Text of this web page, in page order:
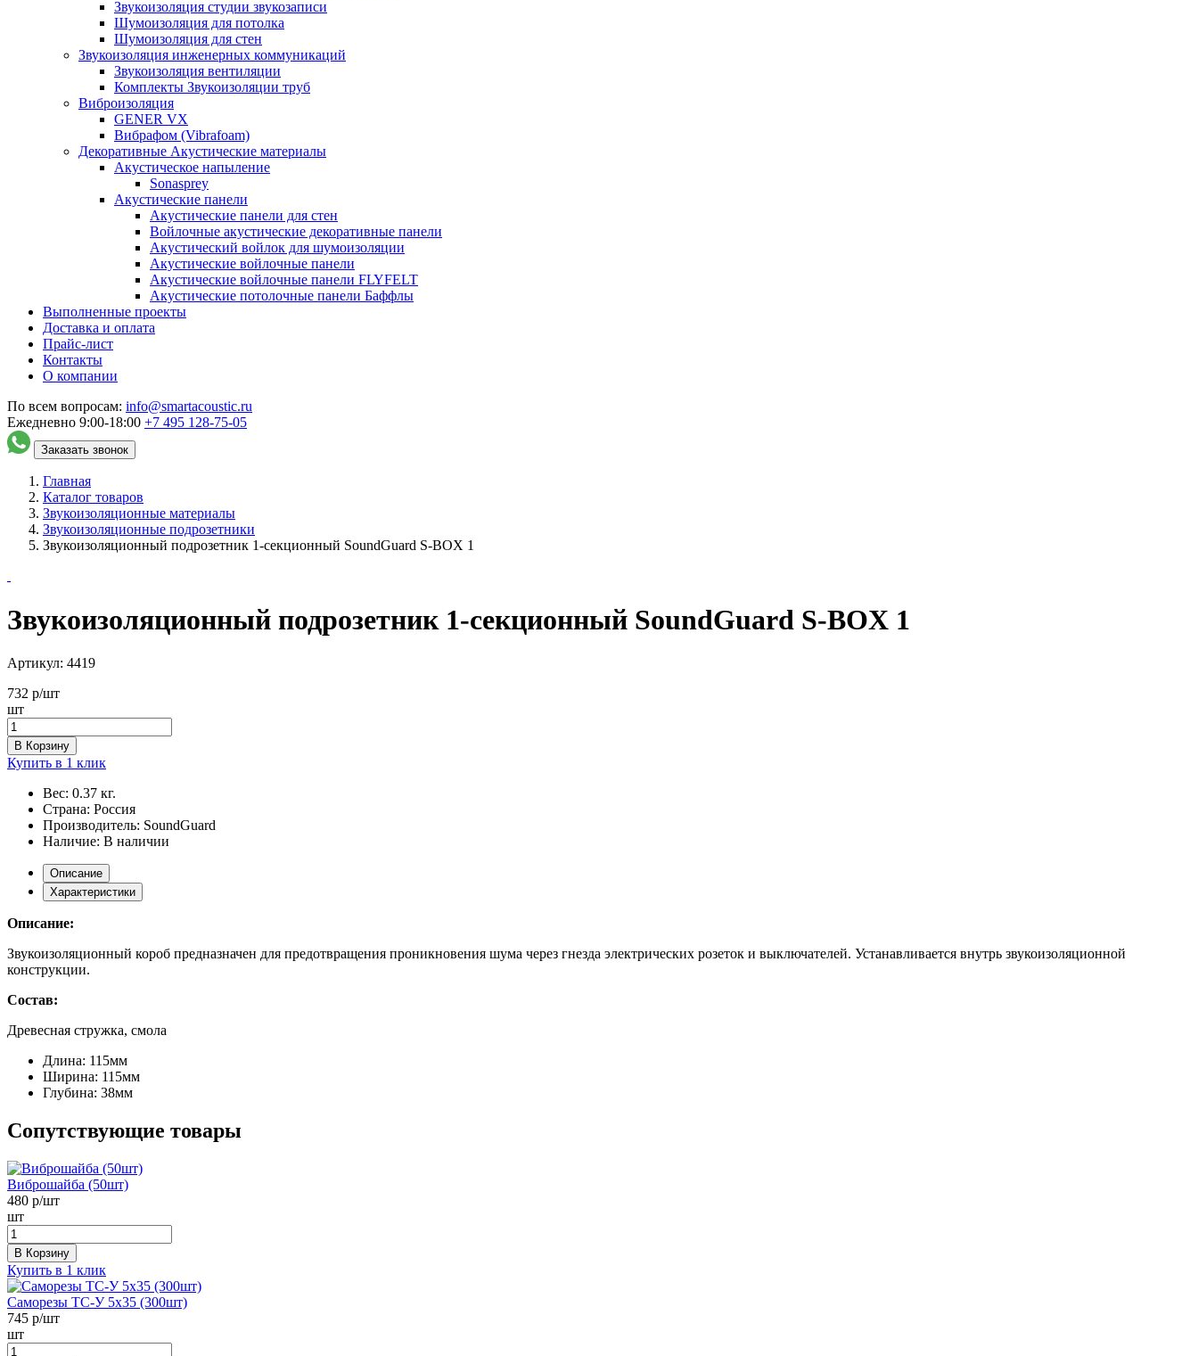
Звукоизоляция студии звукозаписи
Шумоизоляция для потолка
Шумоизоляция для стен
Звукоизоляция инженерных коммуникаций
Звукоизоляция вентиляции
Комплекты Звукоизоляции труб
Виброизоляция
GENER VX
Вибрафом (Vibrafoam)
Декоративные Акустические материалы
Акустическое напыление
Sonasprey
Акустические панели
Акустические панели для стен
Войлочные акустические декоративные панели
Акустический войлок для шумоизоляции
Акустические войлочные панели
Акустические войлочные панели FLYFELT
Акустические потолочные панели Баффлы
Выполненные проекты
Доставка и оплата
Прайс-лист
Контакты
О компании
По всем вопросам: info@smartacoustic.ru
Ежедневно 9:00-18:00 +7 495 128-75-05
Заказать звонок
Главная
Каталог товаров
Звукоизоляционные материалы
Звукоизоляционные подрозетники
Звукоизоляционный подрозетник 1-секционный SoundGuard S-BOX 1
Звукоизоляционный подрозетник 1-секционный SoundGuard S-BOX 1
Артикул: 4419
732 р/шт
шт
В Корзину
Купить в 1 клик
Вес: 0.37 кг.
Страна: Россия
Производитель: SoundGuard
Наличие: В наличии
Описание
Характеристики
Описание:
Звукоизоляционный короб предназначен для предотвращения проникновения шума через гнезда электрических розеток и выключателей. Устанавливается внутрь звукоизоляционной
конструкции.
Состав:
Древесная стружка, смола
Длина: 115мм
Ширина: 115мм
Глубина: 38мм
Сопутствующие товары
Виброшайба (50шт)
480 р/шт
шт
В Корзину
Купить в 1 клик
Саморезы ТС-У 5х35 (300шт)
745 р/шт
шт